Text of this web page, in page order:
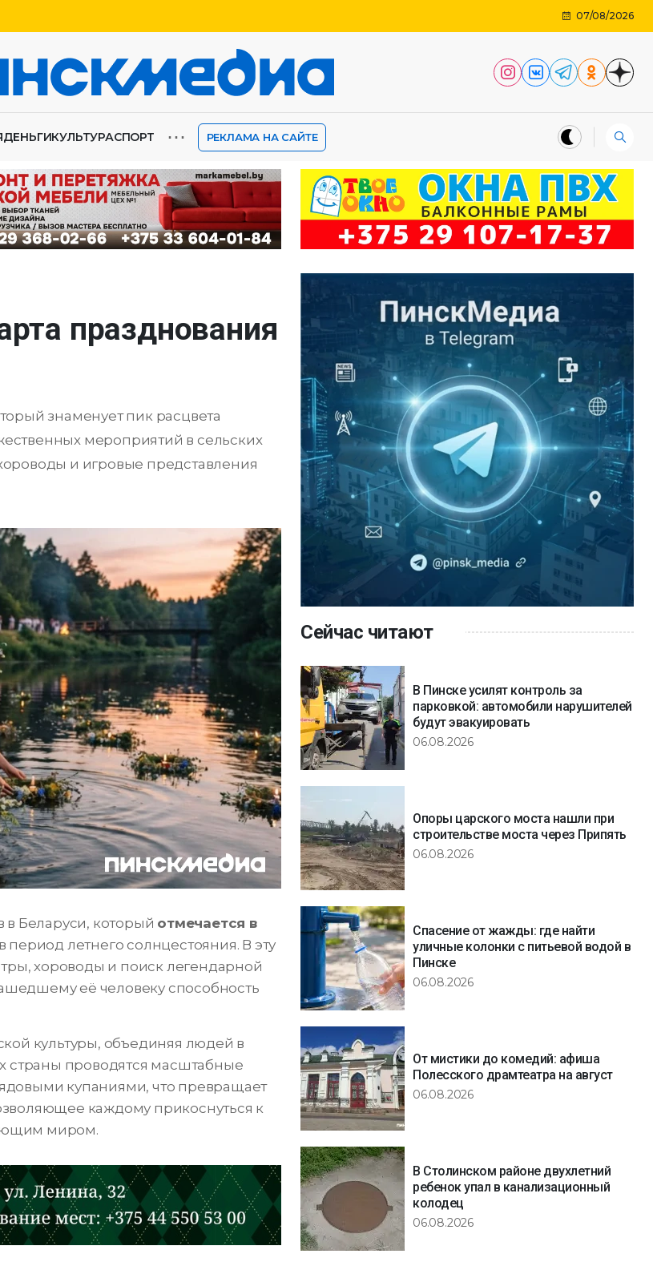
07/08/2026
ДЕНЬГИКУЛЬТУРАСПОРТ ⋯ РЕКЛАМА НА САЙТЕ
празднования
знаменует пик расцвета
мероприятий в сельских
и игровые представления
в Беларуси, который отмечается в
летнего солнцестояния. В эту
хороводы и поиск легендарной
её человеку способность
культуры, объединяя людей в
страны проводятся масштабные
купаниями, что превращает
каждому прикоснуться к
миром.
Сейчас читают
В Пинске усилят контроль за
парковкой: автомобили нарушителей
будут эвакуировать
06.08.2026
Опоры царского моста нашли при
строительстве моста через Припять
06.08.2026
Спасение от жажды: где найти
уличные колонки с питьевой водой в
Пинске
06.08.2026
От мистики до комедий: афиша
Полесского драмтеатра на август
06.08.2026
В Столинском районе двухлетний
ребенок упал в канализационный
колодец
06.08.2026